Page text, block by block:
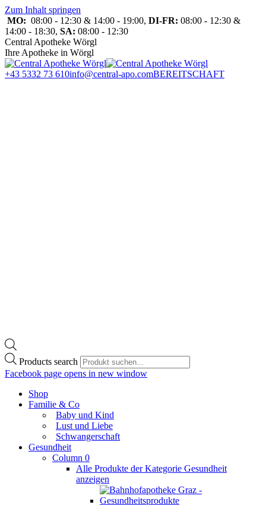
Zum Inhalt springen
MO: 08:00 - 12:30 & 14:00 - 19:00, DI-FR: 08:00 - 12:30 &
14:00 - 18:30, SA: 08:00 - 12:30
Central Apotheke Wörgl
Ihre Apotheke in Wörgl
+43 5332 73 610info@central-apo.comBEREITSCHAFT
Products search
Facebook page opens in new window
Shop
Familie & Co
Baby und Kind
Lust und Liebe
Schwangerschaft
Gesundheit
Column 0
Alle Produkte der Kategorie Gesundheit
anzeigen